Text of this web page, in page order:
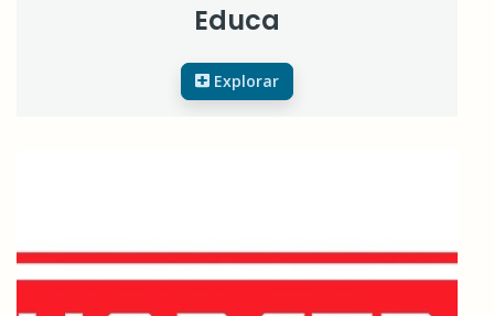
Educa
Explorar